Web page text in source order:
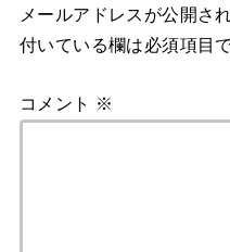
メールアドレスが公開さ
付いている欄は必須項目
コメント ※